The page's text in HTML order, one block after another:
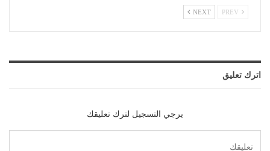
NEXT
اترك تعليق
يرجي التسجيل لترك تعليقك